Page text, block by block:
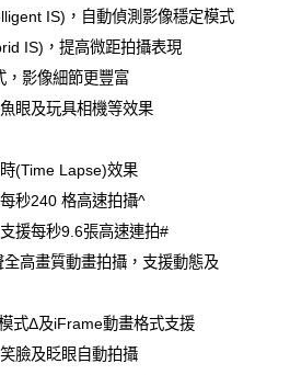
IS)，自動偵測影像穩定模式
IS)，提高微距拍攝表現
，影像細節更豐富
眼及玩具相機等效果
(Time Lapse)效果
秒240 格高速拍攝^
援每秒9.6張高速連拍#
高畫質動畫拍攝，支援動態及
式Δ及iFrame動畫格式支援
臉及眨眼自動拍攝